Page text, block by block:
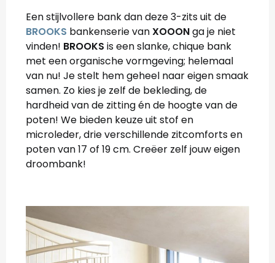
Een stijlvollere bank dan deze 3-zits uit de
BROOKS bankenserie vanXOOONga je niet
vinden! BROOKS is een slanke, chique bank
met een organische vormgeving; helemaal
van nu! Je stelt hem geheel naar eigen smaak
samen. Zo kies je zelf de bekleding, de
hardheid van de zitting én de hoogte van de
poten! We bieden keuze uit stof en
microleder, drie verschillende zitcomforts en
poten van 17 of 19 cm. Creëer zelf jouw eigen
droombank!